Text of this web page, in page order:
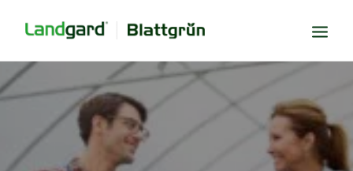
Neugier
Inspiration
Verbundenheit